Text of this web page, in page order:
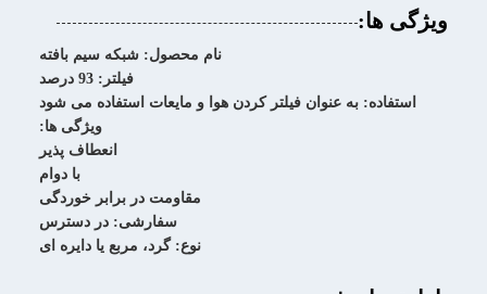
ویژگی ها:
نام محصول: شبکه سیم بافته
فیلتر: 93 درصد
استفاده: به عنوان فیلتر کردن هوا و مایعات استفاده می شود
ویژگی ها:
انعطاف پذیر
با دوام
مقاومت در برابر خوردگی
سفارشی: در دسترس
نوع: گرد، مربع یا دایره ای